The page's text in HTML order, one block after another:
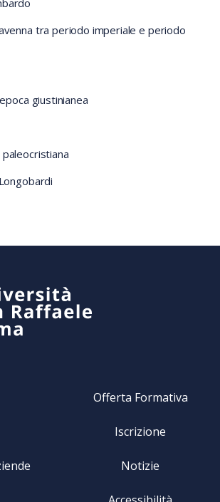
tra periodo imperiale e periodo
giustinianea
Offerta Formativa
Iscrizione
Notizie